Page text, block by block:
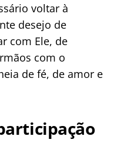
voltar à
desejo de
com Ele, de
com o
de fé, de amor e